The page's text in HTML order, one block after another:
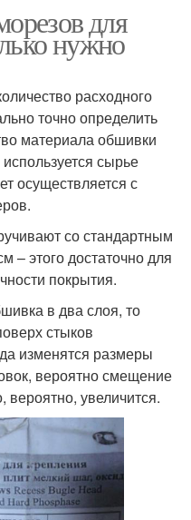
для
нужно
расходного
точно определить
материала обшивки
сырье
осуществляется с
со стандартным
– этого достаточно для
покрытия.
в два слоя, то
стыков
изменятся размеры
вероятно смещение
вероятно, увеличится.